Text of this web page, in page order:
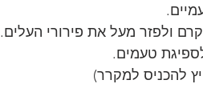
ולפזר מעל את פירורי העלים.
טעמים.
להכניס למקרר)